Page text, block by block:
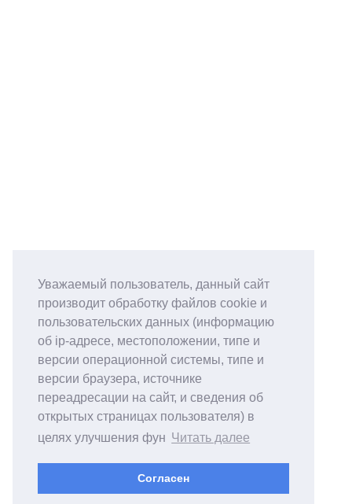
Уважаемый пользователь, данный сайт
производит обработку файлов cookie и
пользовательских данных (информацию
об ip-адресе, местоположении, типе и
версии операционной системы, типе и
версии браузера, источнике
переадресации на сайт, и сведения об
открытых страницах пользователя) в
целях улучшения фун Читать далее
Согласен